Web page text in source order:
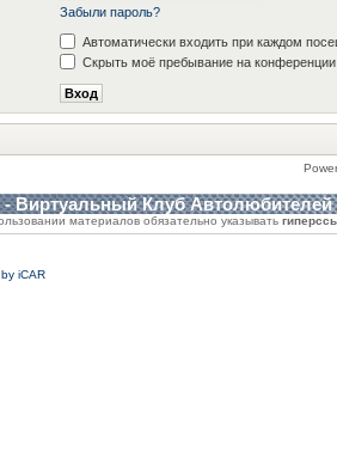
Забыли пароль?
Автоматически входить при каждом
Скрыть моё пребывание на конференции
- Виртуальный Клуб Автолюбителей
материалов обязательно указывать